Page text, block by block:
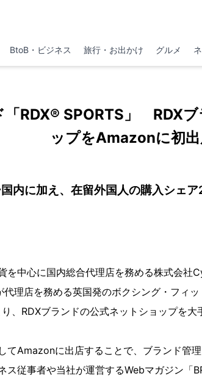
BtoB・ビジネス 旅行・お出かけ グルメ
「RDX® SPORTS」 RDX
ップをAmazonに初
内に加え、在留外国人の購入シェ
を中心に国内総合代理店を務める株式会社
理店を務める英国発のボクシング・フィッ
、RDXブランドの公式ネットショップを
てAmazonに出店することで、ブランド管
ス従事者や当社が運営するWebマガジン「